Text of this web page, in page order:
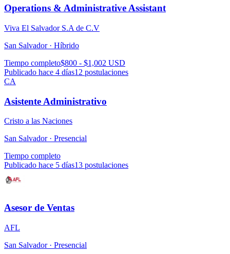
Operations & Administrative Assistant
Viva El Salvador S.A de C.V
San Salvador · Híbrido
Tiempo completo$800 - $1,002 USD
Publicado hace 4 días12 postulaciones
CA
Asistente Administrativo
Cristo a las Naciones
San Salvador · Presencial
Tiempo completo
Publicado hace 5 días13 postulaciones
Asesor de Ventas
AFL
San Salvador · Presencial